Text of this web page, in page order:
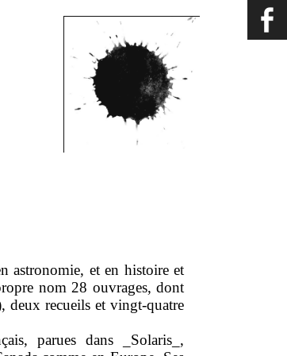
astronomie, et en histoire et
nom 28 ouvrages, dont
deux recueils et vingt-quatre
parues dans _Solaris_,